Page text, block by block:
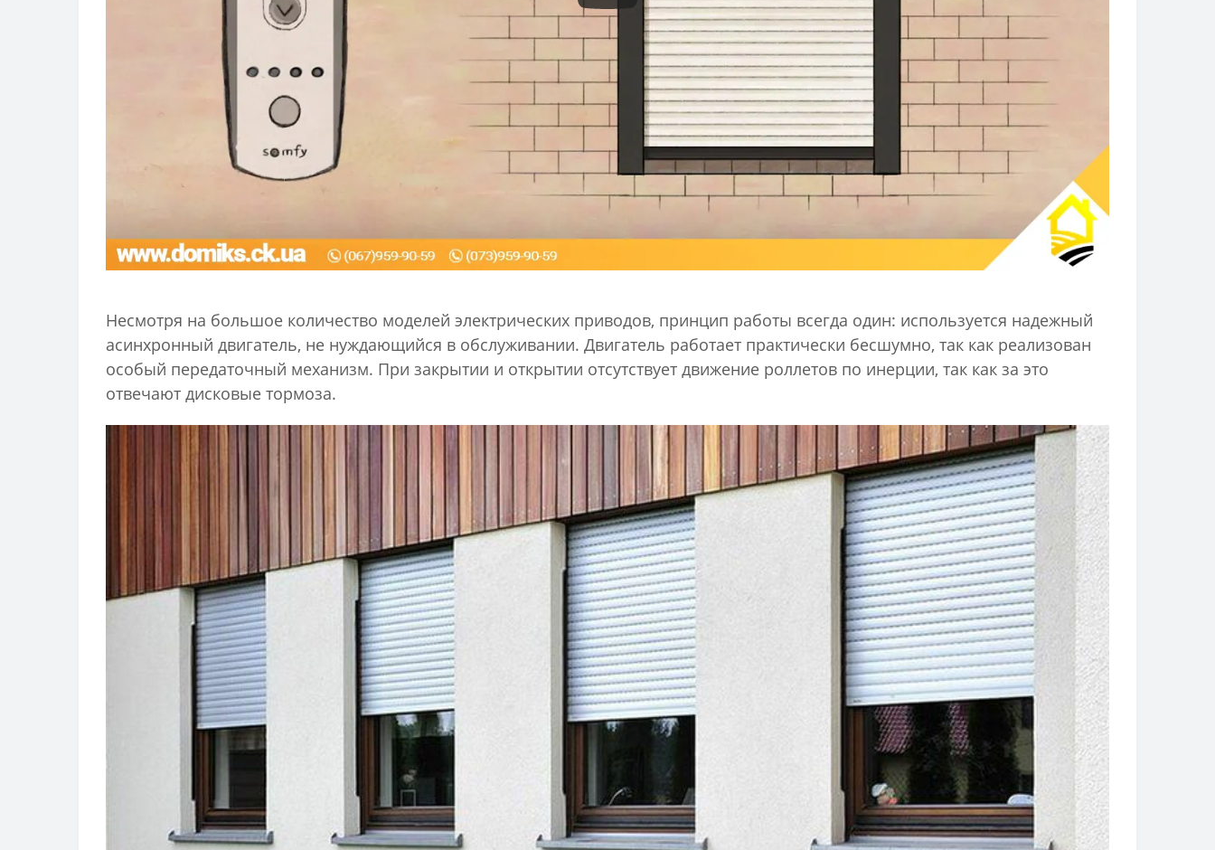
Несмотря на большое количество моделей электрических приводов, принцип работы всегда один: используется надежный
асинхронный двигатель, не нуждающийся в обслуживании. Двигатель работает практически бесшумно, так как реализован
особый передаточный механизм. При закрытии и открытии отсутствует движение роллетов по инерции, так как за это
отвечают дисковые тормоза.